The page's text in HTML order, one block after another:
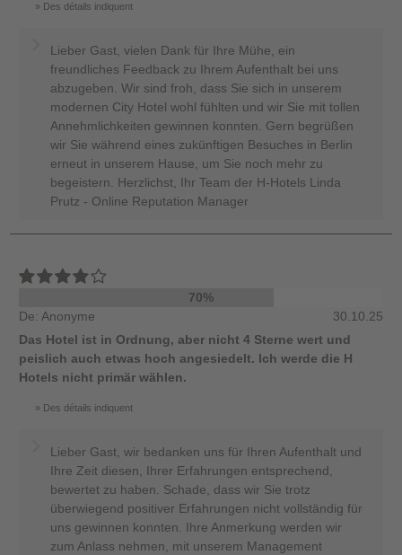
Des détails indiquent
Lieber Gast, vielen Dank für Ihre Mühe, ein
freundliches Feedback zu Ihrem Aufenthalt bei uns
abzugeben. Wir sind froh, dass Sie sich in unserem
modernen City Hotel wohl fühlten und wir Sie mit tollen
Annehmlichkeiten gewinnen konnten. Gern begrüßen
wir Sie während eines zukünftigen Besuches in Berlin
erneut in unserem Hause, um Sie noch mehr zu
begeistern. Herzlichst, Ihr Team der H-Hotels Linda
Prutz - Online Reputation Manager
70%
De: Anonyme
30.10.25
Das Hotel ist in Ordnung, aber nicht 4 Sterne wert und
peislich auch etwas hoch angesiedelt. Ich werde die H
Hotels nicht primär wählen.
Des détails indiquent
Lieber Gast, wir bedanken uns für Ihren Aufenthalt und
Ihre Zeit diesen, Ihrer Erfahrungen entsprechend,
bewertet zu haben. Schade, dass wir Sie trotz
überwiegend positiver Erfahrungen nicht vollständig für
uns gewinnen konnten. Ihre Anmerkung werden wir
zum Anlass nehmen, mit unserem Management